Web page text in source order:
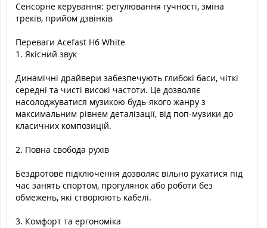
Сенсорне керування: регулювання гучності, зміна
треків, прийом дзвінків
Переваги Acefast H6 White
1. Якісний звук
Динамічні драйвери забезпечують глибокі баси, чіткі
середні та чисті високі частоти. Це дозволяє
насолоджуватися музикою будь-якого жанру з
максимальним рівнем деталізації, від поп-музики до
класичних композицій.
2. Повна свобода рухів
Бездротове підключення дозволяє вільно рухатися під
час занять спортом, прогулянок або роботи без
обмежень, які створюють кабелі.
3. Комфорт та ергономіка